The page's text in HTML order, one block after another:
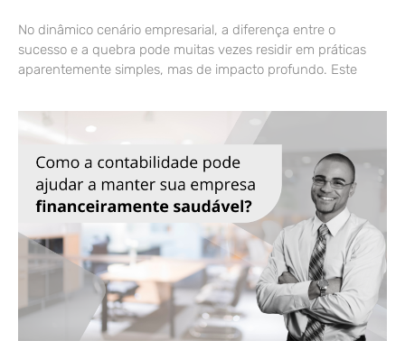
No dinâmico cenário empresarial, a diferença entre o
sucesso e a quebra pode muitas vezes residir em práticas
aparentemente simples, mas de impacto profundo. Este